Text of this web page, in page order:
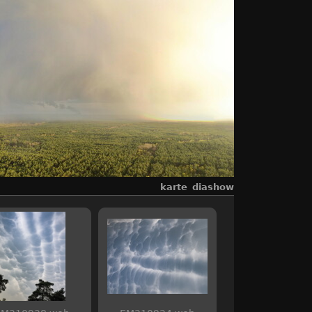
karte diashow